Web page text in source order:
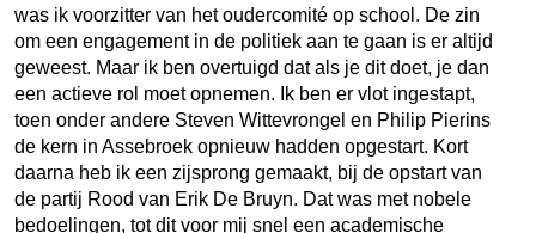
was ik voorzitter van het oudercomité op school. De zin
om een engagement in de politiek aan te gaan is er altijd
geweest. Maar ik ben overtuigd dat als je dit doet, je dan
een actieve rol moet opnemen. Ik ben er vlot ingestapt,
toen onder andere Steven Wittevrongel en Philip Pierins
de kern in Assebroek opnieuw hadden opgestart. Kort
daarna heb ik een zijsprong gemaakt, bij de opstart van
de partij Rood van Erik De Bruyn. Dat was met nobele
bedoelingen, tot dit voor mij snel een academische